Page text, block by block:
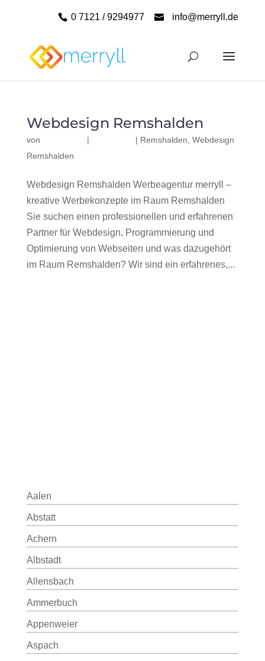
0 7121 / 9294977 info@merryll.de
Webdesign Remshalden
von | | Remshalden Webdesign
Remshalden
Webdesign Remshalden Werbeagentur merryll –
kreative Werbekonzepte im Raum Remshalden
Sie suchen einen professionellen und erfahrenen
Partner für Webdesign, Programmierung und
Optimierung von Webseiten und was dazugehört
im Raum Remshalden? Wir sind ein erfahrenes,...
Aalen
Abstatt
Achern
Albstadt
Allensbach
Ammerbuch
Appenweier
Aspach